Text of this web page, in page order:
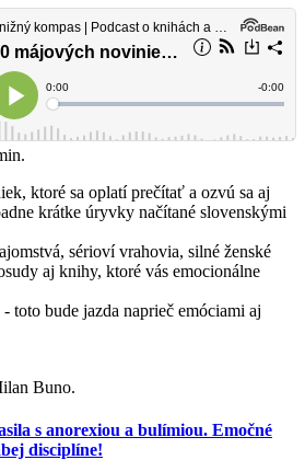
ktoré sa oplatí prečítať a ozvú sa aj
krátke úryvky načítané slovenskými
sérioví vrahovia, silné ženské
aj knihy, ktoré vás emocionálne
toto bude jazda naprieč emóciami aj
Buno.
s anorexiou a bulímiou. Emočné
disciplíne!